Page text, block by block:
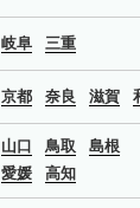
岐阜 三重
京都 奈良 滋賀
山口 鳥取
島根
愛媛 高知